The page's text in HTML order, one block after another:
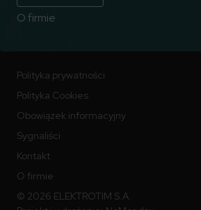
O firmie
Polityka prywatności
Polityka Cookies
Obowiązek informacyjny
Sygnaliści
Kontakt
O firmie
© 2026 ELEKTROTIM S.A.